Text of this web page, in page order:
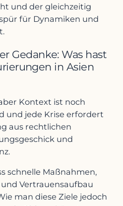
und der gleichzeitig
für Dynamiken und
Gedanke: Was hast
in Asien
Kontext ist noch
und jede Krise erfordert
aus rechtlichen
und
schnelle Maßnahmen,
Vertrauensaufbau
man diese Ziele jedoch